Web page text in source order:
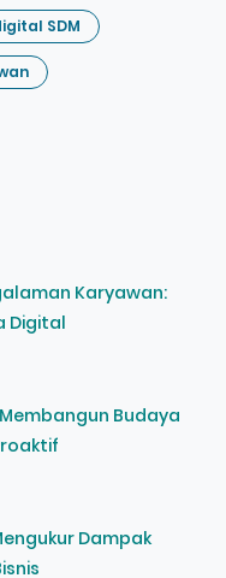
SDM
Karyawan:
Digital
Budaya
Dampak